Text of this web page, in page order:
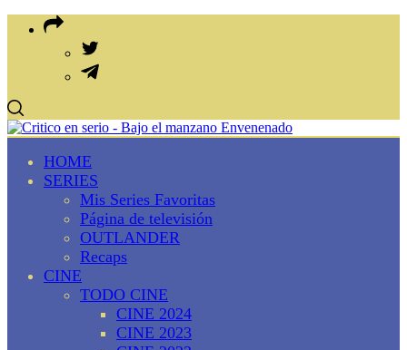
HOME
SERIES
Mis Series Favoritas
Página de televisión
OUTLANDER
Recaps
CINE
TODO CINE
CINE 2024
CINE 2023